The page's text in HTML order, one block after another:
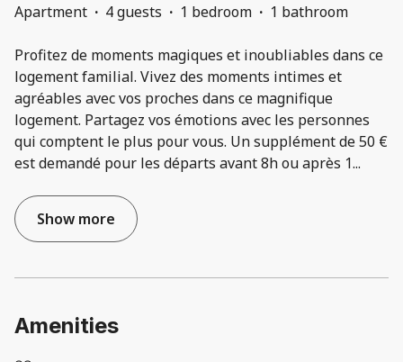
Apartment · 4 guests · 1 bedroom · 1 bathroom
Profitez de moments magiques et inoubliables dans ce
logement familial. Vivez des moments intimes et
agréables avec vos proches dans ce magnifique
logement. Partagez vos émotions avec les personnes
qui comptent le plus pour vous. Un supplément de 50 €
est demandé pour les départs avant 8h ou après 1...
Show more
Amenities